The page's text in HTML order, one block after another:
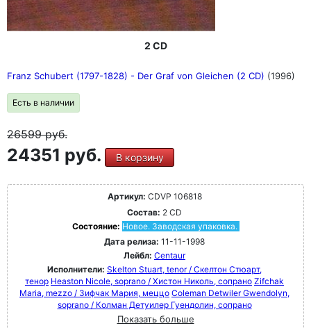
2 CD
Franz Schubert (1797-1828) - Der Graf von Gleichen (2 CD) (1996)
Есть в наличии
26599руб.
24351 руб. В корзину
Артикул: CDVP 106818
Состав: 2 CD
Состояние: Новое. Заводская упаковка.
Дата релиза: 11-11-1998
Лейбл: Centaur
Исполнители: Skelton Stuart, tenor / Скелтон Стюарт,
тенор Heaston Nicole, soprano / Хистон Николь, сопрано Zifchak
Maria, mezzo / Зифчак Мария, меццо Coleman Detwiler Gwendolyn,
soprano / Колман Детуилер Гуендолин, сопрано
Показать больше